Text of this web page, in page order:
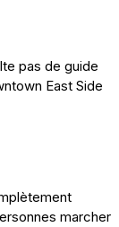
pas de guide
East Side
marcher